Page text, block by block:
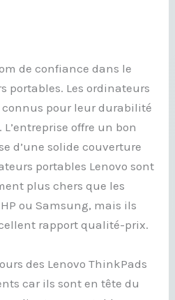
de confiance dans le
portables. Les ordinateurs
connus pour leur durabilité
offre un bon
d’une solide couverture
portables Lenovo sont
plus chers que les
ou Samsung, mais ils
rapport qualité-prix.
des Lenovo ThinkPads
car ils sont en tête du